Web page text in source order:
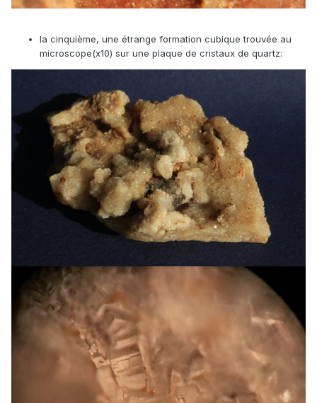
la cinquième, une étrange formation cubique trouvée au
microscope(x10) sur une plaque de cristaux de quartz: